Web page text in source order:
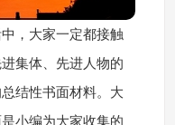
，大家一定都接触
集体、先进人物的
结性书面材料。大
小编为大家收集的